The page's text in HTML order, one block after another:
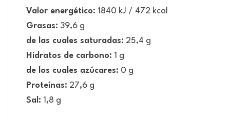
Valor energético: 1840 kJ / 472 kcal
Grasas: 39,6 g
de las cuales saturadas: 25,4 g
Hidratos de carbono: 1 g
de los cuales azúcares: 0 g
Proteínas: 27,6 g
Sal: 1,8 g